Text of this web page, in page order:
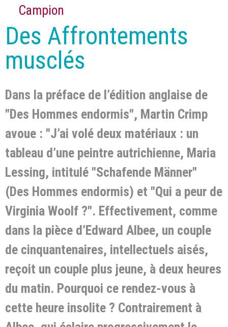
Campion
Des Affrontements
musclés
Dans la préface de l’édition anglaise de
"Des Hommes endormis", Martin Crimp
avoue : "J’ai volé deux matériaux : un
tableau d’une peintre autrichienne, Maria
Lessing, intitulé "Schafende Männer"
(Des Hommes endormis) et "Qui a peur de
Virginia Woolf ?". Effectivement, comme
dans la pièce d’Edward Albee, un couple
de cinquantenaires, intellectuels aisés,
reçoit un couple plus jeune, à deux heures
du matin. Pourquoi ce rendez-vous à
cette heure insolite ? Contrairement à